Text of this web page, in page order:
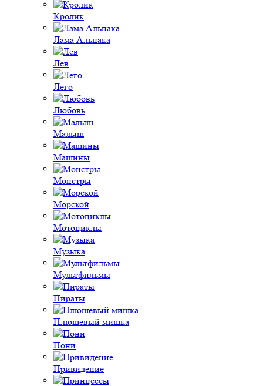
Кролик
Лама Альпака
Лев
Лего
Любовь
Малыш
Машины
Монстры
Морской
Мотоциклы
Музыка
Мультфильмы
Пираты
Плюшевый мишка
Пони
Привидение